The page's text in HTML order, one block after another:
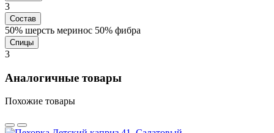
3
Состав
50% шерсть меринос 50% фибра
Спицы
3
Аналогичные товары
Похожие товары